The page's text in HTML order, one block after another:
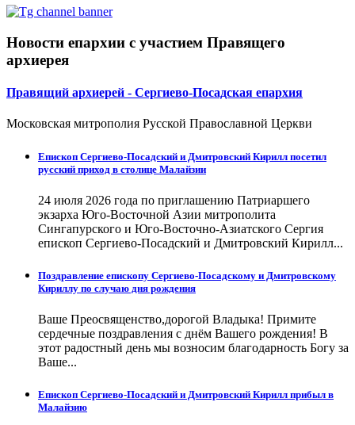
Новости епархии с участием Правящего
архиерея
Правящий архиерей - Сергиево-Посадская епархия
Московская митрополия Русской Православной Церкви
Епископ Сергиево-Посадский и Дмитровский Кирилл посетил
русский приход в столице Малайзии
24 июля 2026 года по приглашению Патриаршего
экзарха Юго-Восточной Азии митрополита
Сингапурского и Юго-Восточно-Азиатского Сергия
епископ Сергиево-Посадский и Дмитровский Кирилл...
Поздравление епископу Сергиево-Посадскому и Дмитровскому
Кириллу по случаю дня рождения
Ваше Преосвященство,дорогой Владыка! Примите
сердечные поздравления с днём Вашего рождения! В
этот радостный день мы возносим благодарность Богу за
Ваше...
Епископ Сергиево-Посадский и Дмитровский Кирилл прибыл в
Малайзию